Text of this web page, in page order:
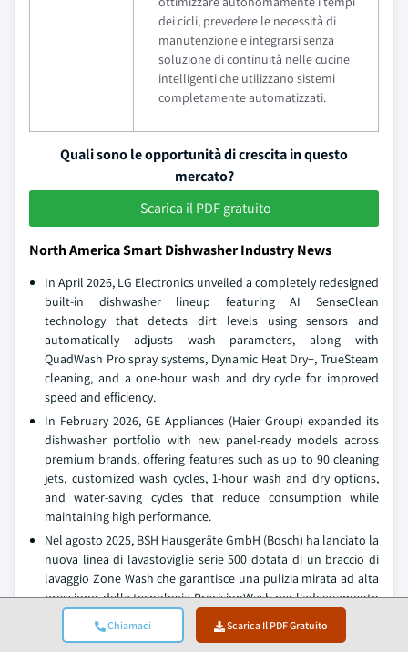
Chiamaci Scarica Il PDF Gratuito
dei cicli, prevedere le necessità di
manutenzione e integrarsi senza
soluzione di continuità nelle cucine
intelligenti che utilizzano sistemi
completamente automatizzati.
Quali sono le opportunità di crescita in questo
mercato?
Scarica il PDF gratuito
North America Smart Dishwasher Industry News
In April 2026, LG Electronics unveiled a completely redesigned
built-in dishwasher lineup featuring AI SenseClean
technology that detects dirt levels using sensors and
automatically adjusts wash parameters, along with
QuadWash Pro spray systems, Dynamic Heat Dry+, TrueSteam
cleaning, and a one-hour wash and dry cycle for improved
speed and efficiency.
In February 2026, GE Appliances (Haier Group) expanded its
dishwasher portfolio with new panel-ready models across
premium brands, offering features such as up to 90 cleaning
jets, customized wash cycles, 1-hour wash and dry options,
and water-saving cycles that reduce consumption while
maintaining high performance.
Nel agosto 2025, BSH Hausgeräte GmbH (Bosch) ha lanciato la
nuova linea di lavastoviglie serie 500 dotata di un braccio di
lavaggio Zone Wash che garantisce una pulizia mirata ad alta
pressione, della tecnologia PrecisionWash per l'adeguamento
automatico del ciclo, dell'asciugatura con apertura
automatica della porta AutoAir e della connettività smart